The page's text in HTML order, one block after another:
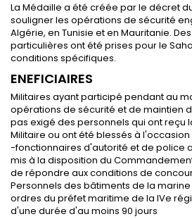
La Médaille a été créée par le décret du
souligner les opérations de sécurité
Algérie, en Tunisie et en Mauritanie.
particulières ont été prises pour le
conditions spécifiques.
ENEFICIAIRES
Militaires ayant participé pendant au
opérations de sécurité et de maintien
pas exigé des personnels qui ont reçu
Militaire ou ont été blessés à
-fonctionnaires d'autorité et de police
mis à la disposition du
de répondre aux conditions de
Personnels des bâtiments de la
ordres du préfet maritime de la IVe
d'une durée d'au moins 90 jours